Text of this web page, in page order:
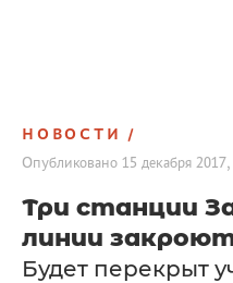
НОВОСТИ
Опубликовано 15 декабря
Три станции
линии
Будет перекрыт